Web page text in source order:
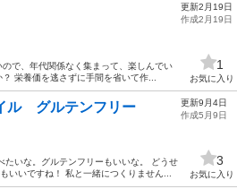
で、年代関係なく集まって、楽しんでい
栄養価を逃さずに手間を省いて作...
更新2月19日
作成2月19日
1
お気に入り
ル グルテンフリー
たいな。グルテンフリーもいいな。 どうせ
いいですね！ 私と一緒につくりません...
更新9月4日
作成5月9日
3
お気に入り